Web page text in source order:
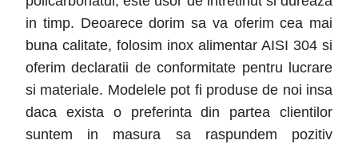
in timp. Deoarece dorim sa va oferim cea mai
buna calitate, folosim inox alimentar AISI 304 si
oferim declaratii de conformitate pentru lucrare
si materiale. Modelele pot fi produse de noi insa
daca exista o preferinta din partea clientilor
suntem in masura sa raspundem pozitiv